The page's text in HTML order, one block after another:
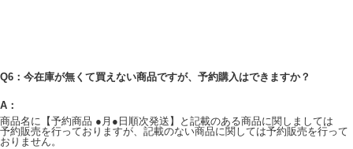
Q6：今在庫が無くて買えない商品ですが、予約購入はできますか？
A：
商品名に【予約商品 ●月●日順次発送】と記載のある商品に関しましては
予約販売を行っておりますが、記載のない商品に関しては予約販売を行って
おりません。